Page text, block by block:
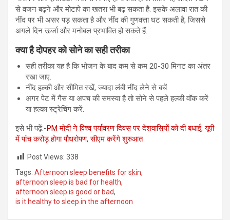
से वजन बढ़ने और मोटापे का खतरा भी बढ़ सकता है. इसके अलावा रात की
नींद पर भी असर पड़ सकता है और नींद की गुणवत्ता घट सकती है, जिससे
अगले दिन ऊर्जा और मनोबल प्रभावित हो सकते हैं.
क्या है दोपहर को सोने का सही तरीका
सही तरीका यह है कि भोजन के बाद कम से कम 20-30 मिनट का अंतर
रखा जाए.
नींद हल्की और सीमित रखें, ज्यादा लंबी नींद लेने से बचें.
अगर पेट में गैस या अपच की समस्या है तो सोने से पहले हल्की वॉक करें
या हल्का स्ट्रेचिंग करें.
इसे भी पढ़ें:-PM मोदी ने विश्व पर्यावरण दिवस पर देशवासियों को दी बधाई, यूपी
में पांच करोड़ होगा पौधरोपण, सीएम करेंगे शुरुआत
Post Views: 338
Tags: Afternoon sleep benefits for skin,
afternoon sleep is bad for health,
afternoon sleep is good or bad,
is it healthy to sleep in the afternoon